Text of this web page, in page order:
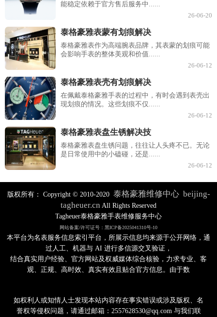
能稳定依赖于官方售后服务中......
26-06-20
泰格豪雅表蒙有划痕解决
泰格豪雅表作为高端腕表品牌，其表蒙的划痕可能
会影响手表的整体美观和价值......
26-06-12
泰格豪雅表壳有划痕解决
在佩戴泰格豪雅手表的过程中，有时会遇到表壳出
现划痕的情况。这些划痕不仅......
26-06-12
泰格豪雅表盘生锈解决技
泰格豪雅表盘生锈问题，往往让人头疼不已。无论
是日常使用中的小磕碰，还是......
26-06-12
版权所有： Copyright © 2010-2020 泰格豪雅维修中心 beijing-
tagheuer.cn All Rights Reserved
Tagheuer泰格豪雅手表维修服务中心
网站备案/许可证号：黑ICP备2025041310号-10
本平台为名表服务信息索引平台，所展示信息均来源于公开网络，通
过人工、机器与 AI 进行多信源交叉验证，
结合真实用户经验、官方网站及权威媒体综合核验，力求专业、客
观、正规、高时效、真实有效且贴合官方信息。由于数
如权利人或知情人士发现本站内容存在事实错误或涉及版权、名
誉权等侵权问题，请通过邮箱：2557628530@qq.com 与我们联